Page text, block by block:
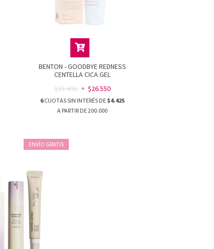
BENTON - GOODBYE REDNESS
CENTELLA CICA GEL
$35.400
$26.550
6CUOTAS SIN INTERÉS DE $4.425
ENVÍO GRATIS